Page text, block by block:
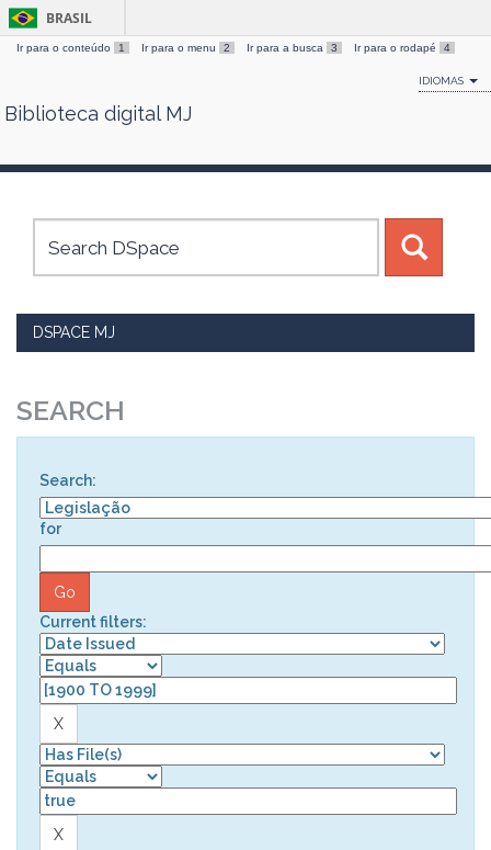
Skip
BRASIL
Ir para o conteúdo 1 Ir para o menu 2 Ir para a busca 3 Ir para o rodapé 4
IDIOMAS
Biblioteca digital MJ
DSPACE MJ
SEARCH
Search:
for
Current filters: